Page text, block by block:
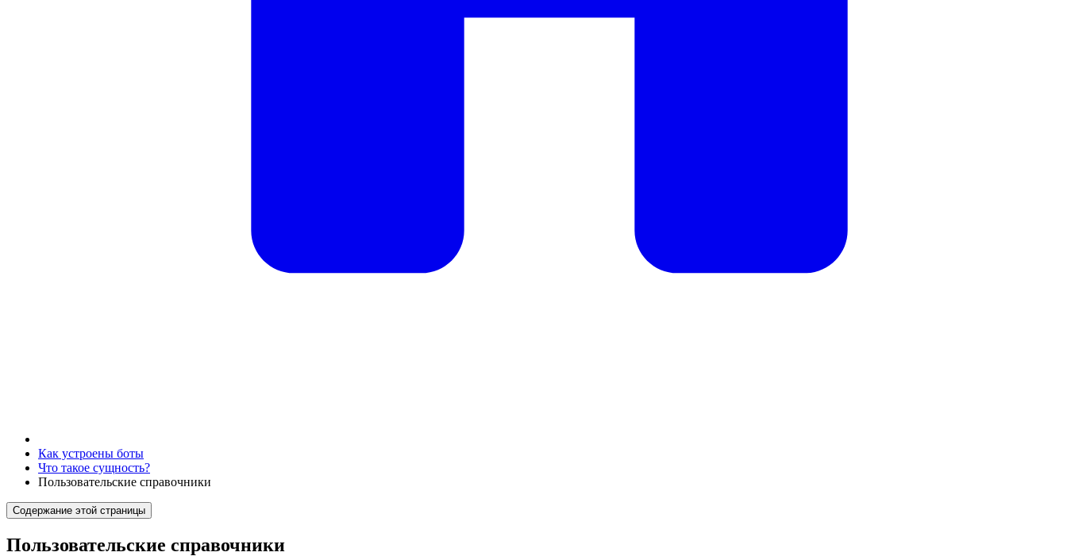
Как устроены боты
Что такое сущность?
Пользовательские справочники
Содержание этой страницы
Пользовательские справочники